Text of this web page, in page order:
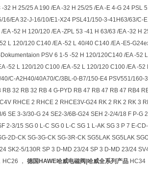
H 25/25 A 190 /EA -32 H 25/25 /EA -E 4-G 24 PSL
EA 32-J-16/10/E1-X24 PSL41/150-3-41H63/63/C-
-52 H 120/120 /EA -ZPL 53 -41 H 63/63 /EA -32 H
L 120/120 C140 /EA -52 L 40/40 C140 /EA -E5-
PSV 6 1-5 -52 H 120/120C140 /EA -52
-52 L 120/120 C100 /EA -52 L 120/120 C100 /EA -
C-A2H40/40A70/C/3BL-0-B7/150-E4 PSV551/160-
32 RB 32 RB 4 G-PYD RB 47 RB 47 RB 47 RB4
RHCE 2 RHCE 2 RHCE3V-G24 RK 2 RK 2 RK 3
SE 3-3/30-G 24 SE2-3/6B-G24 SEH 2-2/4/18 F P-G
2-3/15 SG 0 L-C SG 0 L-C SG 1 L-AK SG 3 P 7 E-
2D-CK SG-3G-CK SG-3R-CK SG5LAK SG5LAK
SK2-5/130R SP 3 D-MD 23/24 SP 3 D-MD 23/24
， 德国HAWE哈威电磁阀|哈威全系列产品 HC34